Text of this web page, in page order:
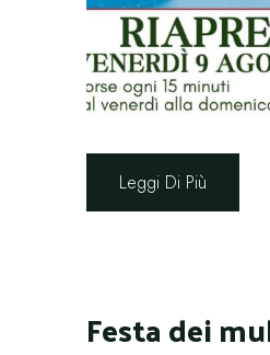
Leggi Di Più
Festa dei